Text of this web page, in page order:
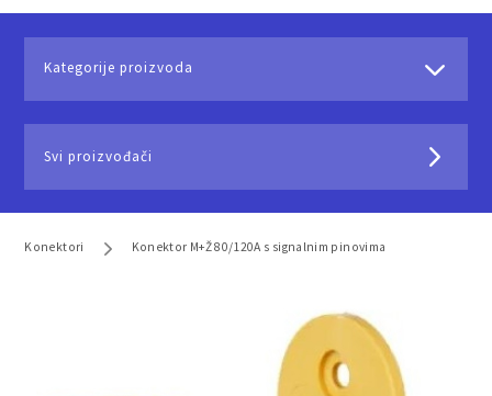
Kategorije proizvoda
Svi proizvođači
Konektori Konektor M+Ž 80/120A s signalnim pinovima